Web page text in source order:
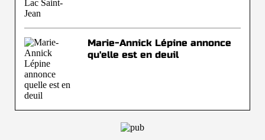
Marie-Annick Lépine annonce
qu'elle est en deuil